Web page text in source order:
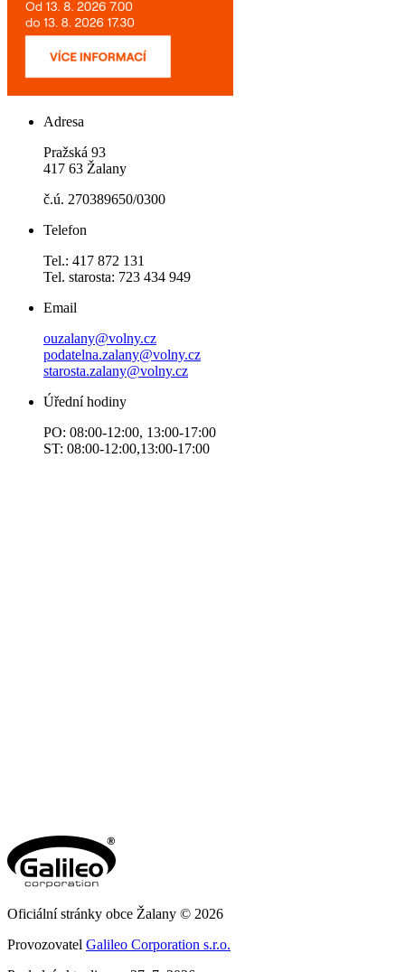
Adresa
Pražská 93
417 63 Žalany
č.ú. 270389650/0300
Telefon
Tel.: 417 872 131
Tel. starosta: 723 434 949
Email
ouzalany@volny.cz
podatelna.zalany@volny.cz
starosta.zalany@volny.cz
Úřední hodiny
PO: 08:00-12:00, 13:00-17:00
ST: 08:00-12:00,13:00-17:00
Oficiální stránky obce Žalany © 2026
Provozovatel Galileo Corporation s.r.o.